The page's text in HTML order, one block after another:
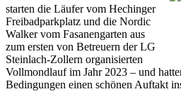
starten die Läufer vom Hechinger
Freibadparkplatz und die Nordic
Walker vom Fasanengarten aus
zum ersten von Betreuern der LG
Steinlach-Zollern organisierten
Vollmondlauf im Jahr 2023 – und
Bedingungen einen schönen Auftakt